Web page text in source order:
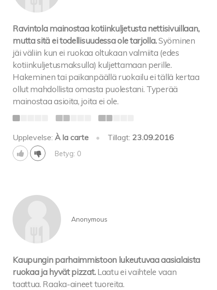
Ravintola mainostaa kotiinkuljetusta nettisivuillaan,
mutta sitä ei todellisuudessa ole tarjolla.Syöminen
jäi väliin kun ei ruokaa oltukaan valmiita (edes
kotiinkuljetusmaksulla) kuljettamaan perille.
Hakeminen tai paikanpäällä ruokailu ei tällä kertaa
ollut mahdollista omasta puolestani. Typerää
mainostaa asioita, joita ei ole.
Upplevelse:À la carte • Tillagt: 23.09.2016
Betyg: 0
Anonymous
Kaupungin parhaimmistoon lukeutuvaa aasialaista
ruokaa ja hyvät pizzat. Laatu ei vaihtele vaan
taattua. Raaka-aineet tuoreita.